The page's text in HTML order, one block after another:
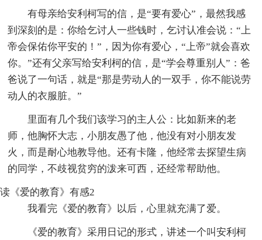
有母亲给安利柯写的信，是“要有爱心”，最然我感
到深刻的是：你给乞讨人一些钱时，乞讨认准会说：“上
帝会保佑你平安的！”，因为你有爱心，“上帝”就会喜欢
你。”还有父亲写给安利柯的信，是“学会尊重别人”：爸
爸说了一句话，就是“那是劳动人的一双手，你不能说劳
动人的衣服脏。”
里面有几个我们该学习的主人公：比如新来的老
师，他胸怀大志，小朋友愚了他，他没有对小朋友发
火，而是耐心地教导他。还有卡隆，他经常去探望生病
的同学，不歧视贫穷的泼来可西，还经常帮助他。
读《爱的教育》有感2
我看完《爱的教育》以后，心里就充满了爱。
《爱的教育》采用日记的形式，讲述一个叫安利柯